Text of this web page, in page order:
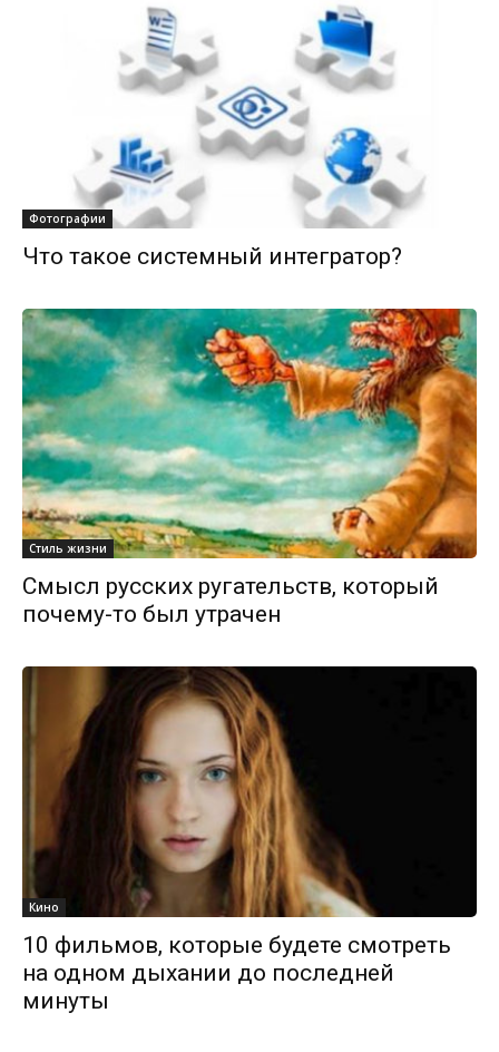
Фотографии
Что такое системный интегратор?
Стиль жизни
Смысл русских ругательств, который
почему-то был утрачен
Кино
10 фильмов, которые будете смотреть
на одном дыхании до последней
минуты